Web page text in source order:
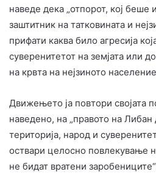
наведе дека „отпорот, кој беше
заштитник на татковината и
прифати каква било агресија
суверенитетот на земјата или
на крвта на нејзиното
Движењето ја повтори својата
наведено, на „правото на Либан
територија, народ и
оствари целосно повлекување
не бидат вратени